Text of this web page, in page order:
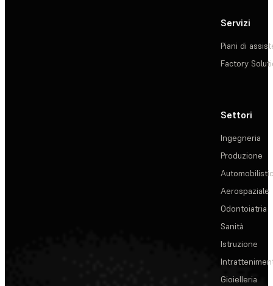
Servizi
Piani di
Factory
Settori
Ingegneria
Produzione
Aerospaziale
Odontoiatria
Sanità
Istruzione
Gioielleria